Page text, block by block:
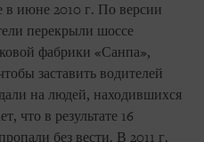
в июне 2010 г. По версии
перекрыли шоссе
фабрики «Санпа»,
заставить водителей
на людей, находившихся
что в результате 16
без вести. В 2011 г.